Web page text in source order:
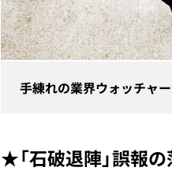
手練れの業界ウォッチャ
★「石破退陣」誤報